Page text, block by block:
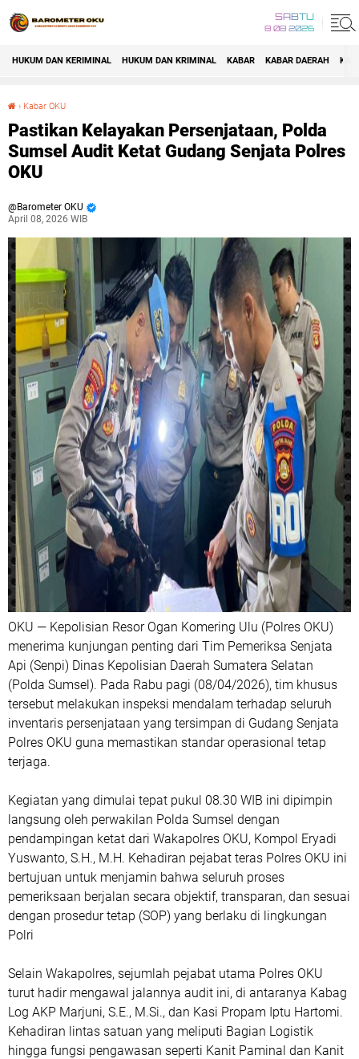
SABTU
8 08 2026
HUKUM DAN KERIMINAL HUKUM DAN KRIMINAL KABAR KABAR DAERAH
› Kabar OKU
Pastikan Kelayakan Persenjataan, Polda
Sumsel Audit Ketat Gudang Senjata Polres
OKU
Barometer OKU
April 08, 2026 WIB
OKU — Kepolisian Resor Ogan Komering Ulu (Polres OKU)
menerima kunjungan penting dari Tim Pemeriksa Senjata
Api (Senpi) Dinas Kepolisian Daerah Sumatera Selatan
(Polda Sumsel). Pada Rabu pagi (08/04/2026), tim khusus
tersebut melakukan inspeksi mendalam terhadap seluruh
inventaris persenjataan yang tersimpan di Gudang Senjata
Polres OKU guna memastikan standar operasional tetap
terjaga.
Kegiatan yang dimulai tepat pukul 08.30 WIB ini dipimpin
langsung oleh perwakilan Polda Sumsel dengan
pendampingan ketat dari Wakapolres OKU, Kompol Eryadi
Yuswanto, S.H., M.H. Kehadiran pejabat teras Polres OKU ini
bertujuan untuk menjamin bahwa seluruh proses
pemeriksaan berjalan secara objektif, transparan, dan sesuai
dengan prosedur tetap (SOP) yang berlaku di lingkungan
Polri
Selain Wakapolres, sejumlah pejabat utama Polres OKU
turut hadir mengawal jalannya audit ini, di antaranya Kabag
Log AKP Marjuni, S.E., M.Si., dan Kasi Propam Iptu Hartomi.
Kehadiran lintas satuan yang meliputi Bagian Logistik
hingga fungsi pengawasan seperti Kanit Paminal dan Kanit